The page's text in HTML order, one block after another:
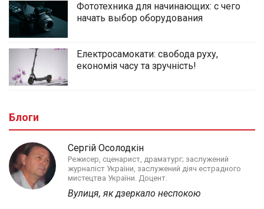
Фототехника для начинающих: с чего
начать выбор оборудования
Електросамокати: свобода руху,
економія часу та зручність!
Блоги
Сергій Осолодкін
Режисер, сценарист, драматург; заслужений
журналіст України, заслужений діяч естрадного
мистецтва України. Доцент.
Вулиця, як дзеркало неспокою